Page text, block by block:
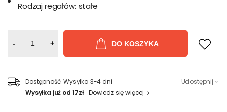
Rodzaj regałów: stałe
- + DO KOSZYKA
Dostępność: Wysyłka 3-4 dni
Wysyłka już od 17zł Dowiedz się więcej
Udostępnij